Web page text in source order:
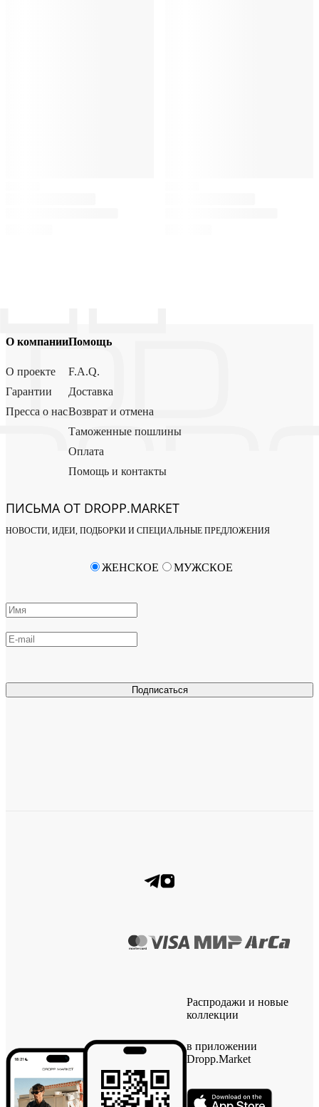
О компании
О проекте
Гарантии
Пресса о нас
Помощь
F.A.Q.
Доставка
Возврат и отмена
Таможенные пошлины
Оплата
Помощь и контакты
ПИСЬМА ОТ DROPP.MARKET
НОВОСТИ, ИДЕИ, ПОДБОРКИ И СПЕЦИАЛЬНЫЕ ПРЕДЛОЖЕНИЯ
Подписаться
ЖЕНСКОЕ МУЖСКОЕ
Распродажи и новые
коллекции
в приложении
Dropp.Market